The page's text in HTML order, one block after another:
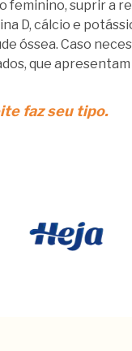
feminino, suprir a
D, cálcio e
óssea. Caso
que
faz seu tipo.